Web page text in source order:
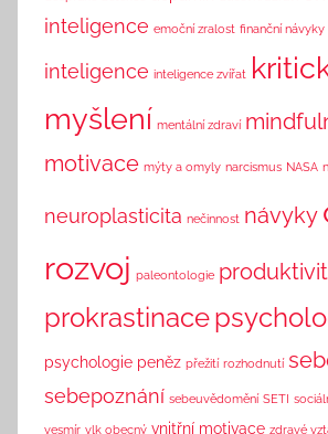
inteligence emoční zralost finanční návyky
inteligence inteligence zvířat
myšlení mentální zdraví
motivace mýty a omyly narcismus NASA
neuroplasticita nečinnost návyky
rozvoj paleontologie
prokrastinace
psychologie peněz přežití rozhodnutí
sebepoznání sebeuvědomění SETI
vesmír vlk obecný vnitřní motivace zdravé